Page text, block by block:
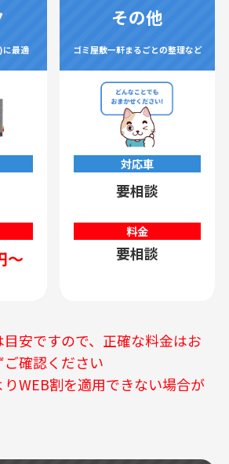
に最適
～
その他
ゴミ屋敷一軒まるごとの整理など
対応車
要相談
料金
要相談
安ですので、正確な料金はお
確認ください
WEB割を適用できない場合が